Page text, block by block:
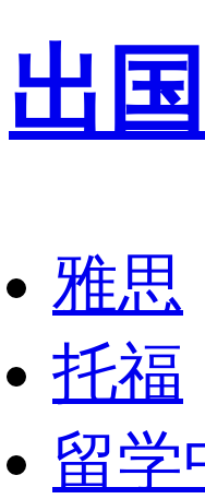
出
雅思
托福
留学